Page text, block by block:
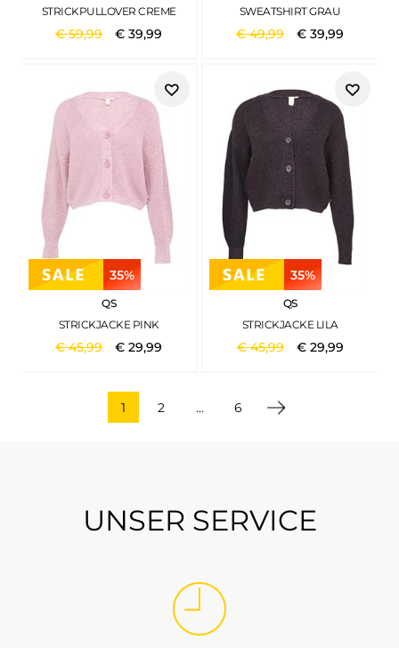
STRICKPULLOVER CREME
€59,99 €39,99
SWEATSHIRT GRAU
€49,99 €39,99
35%
QS
STRICKJACKE PINK
€45,99 €29,99
35%
QS
STRICKJACKE LILA
€45,99 € 29,99
1 2 ... 6
UNSER SERVICE